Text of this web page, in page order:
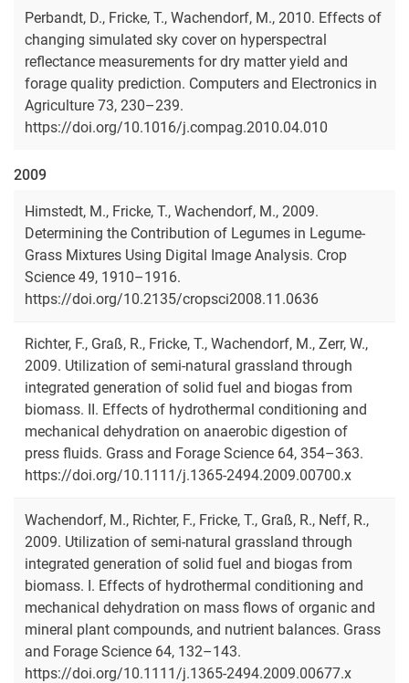
Perbandt, D., Fricke, T., Wachendorf, M., 2010. Effects of
changing simulated sky cover on hyperspectral
reflectance measurements for dry matter yield and
forage quality prediction. Computers and Electronics in
Agriculture 73, 230–239.
https://doi.org/10.1016/j.compag.2010.04.010
2009
Himstedt, M., Fricke, T., Wachendorf, M., 2009.
Determining the Contribution of Legumes in Legume-
Grass Mixtures Using Digital Image Analysis. Crop
Science 49, 1910–1916.
https://doi.org/10.2135/cropsci2008.11.0636
Richter, F., Graß, R., Fricke, T., Wachendorf, M., Zerr, W.,
2009. Utilization of semi-natural grassland through
integrated generation of solid fuel and biogas from
biomass. II. Effects of hydrothermal conditioning and
mechanical dehydration on anaerobic digestion of
press fluids. Grass and Forage Science 64, 354–363.
https://doi.org/10.1111/j.1365-2494.2009.00700.x
Wachendorf, M., Richter, F., Fricke, T., Graß, R., Neff, R.,
2009. Utilization of semi-natural grassland through
integrated generation of solid fuel and biogas from
biomass. I. Effects of hydrothermal conditioning and
mechanical dehydration on mass flows of organic and
mineral plant compounds, and nutrient balances. Grass
and Forage Science 64, 132–143.
https://doi.org/10.1111/j.1365-2494.2009.00677.x